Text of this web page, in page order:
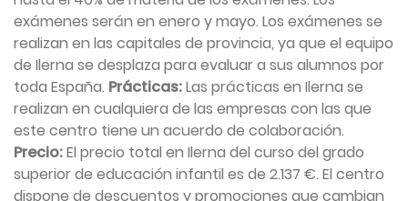
exámenes serán en enero y mayo. Los exámenes se
realizan en las capitales de provincia, ya que el equipo
de Ilerna se desplaza para evaluar a sus alumnos por
toda España. Prácticas:Las prácticas en Ilerna se
realizan en cualquiera de las empresas con las que
este centro tiene un acuerdo de colaboración.
Precio:El precio total en Ilerna del curso del grado
superior de educación infantil es de 2.137 €. El centro
dispone de descuentos y promociones que cambian